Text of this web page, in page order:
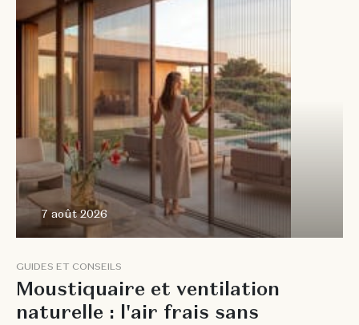
7 août 2026
GUIDES ET CONSEILS
Moustiquaire et ventilation
naturelle : l'air frais sans